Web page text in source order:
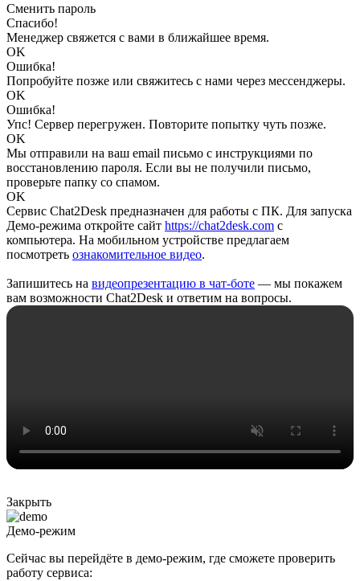
Сменить пароль
Спасибо!
Менеджер свяжется с вами в ближайшее время.
OK
Ошибка!
Попробуйте позже или свяжитесь с нами через мессенджеры.
OK
Ошибка!
Упс! Сервер перегружен. Повторите попытку чуть позже.
OK
Мы отправили на ваш email письмо с инструкциями по
восстановлению пароля. Если вы не получили письмо,
проверьте папку со спамом.
OK
Сервис Chat2Desk предназначен для работы с ПК. Для запуска
Демо-режима откройте сайт https://chat2desk.com с
компьютера. На мобильном устройстве предлагаем
посмотреть ознакомительное видео.
Запишитесь на видеопрезентацию в чат-боте — мы покажем
вам возможности Chat2Desk и ответим на вопросы.
Закрыть
Демо-режим
Сейчас вы перейдёте в демо-режим, где сможете проверить
работу сервиса: